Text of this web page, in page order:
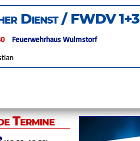
Dienst / FWDV 1+3
Feuerwehrhaus Wulmstorf
Termine